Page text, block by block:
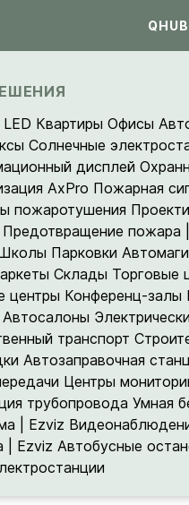
QHUB
Квартиры Офисы
Солнечные
дисплей
AxPro Пожарная
пожаротушения
Предотвращение пожара
Парковки
Склады Торговые
центры Конференц-залы
Автосалоны
транспорт
Автозаправочная
Центры
трубопровода Умная
| Ezviz
| Ezviz Автобусные